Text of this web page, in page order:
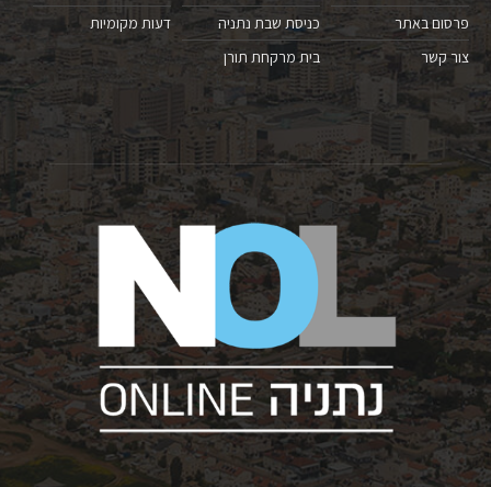
פרסום באתר
צור קשר
כניסת שבת נתניה
בית מרקחת תורן
דעות מקומיות